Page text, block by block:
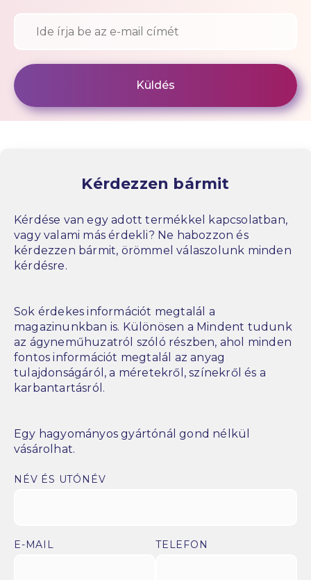
Kérdezzen bármit
Kérdése van egy adott termékkel kapcsolatban,
vagy valami más érdekli? Ne habozzon és
kérdezzen bármit, örömmel válaszolunk minden
kérdésre.
Sok érdekes információt megtalál a
magazinunkban is. Különösen a Mindent tudunk
az ágyneműhuzatról szóló részben, ahol minden
fontos információt megtalál az anyag
tulajdonságáról, a méretekről, színekről és a
karbantartásról.
Egy hagyományos gyártónál gond nélkül
vásárolhat.
NÉV ÉS UTÓNÉV
E-MAIL TELEFON